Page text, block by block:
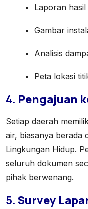
Laporan
Gambar
Analisis
Peta lokasi
4. Pengajuan
Setiap daerah
air, biasanya berada
Lingkungan Hidup.
seluruh dokumen
pihak berwenang.
5. Survey